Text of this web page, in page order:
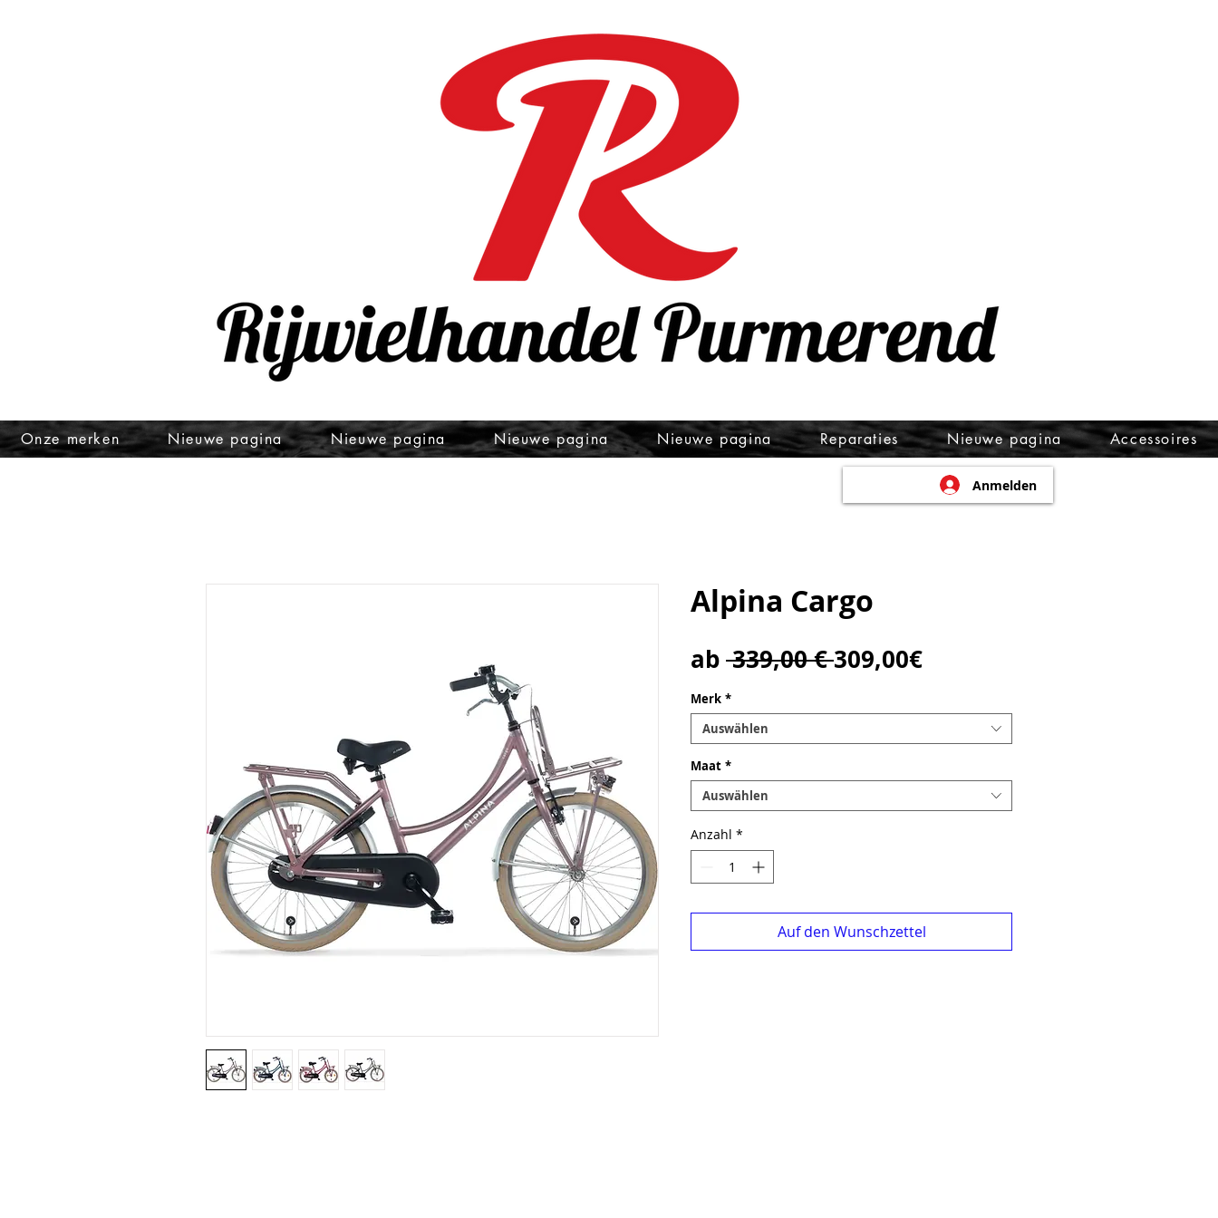
Onze merken Nieuwe pagina Nieuwe pagina Nieuwe pagina Nieuwe pagina Reparaties Nieuwe pagina Accessoires
Alpina Cargo
ab 339,00 € Standardpreis
309,00€Sale-
Merk *
Auswählen
Maat *
Auswählen
Anzahl *
Auf den Wunschzettel
Anmelden